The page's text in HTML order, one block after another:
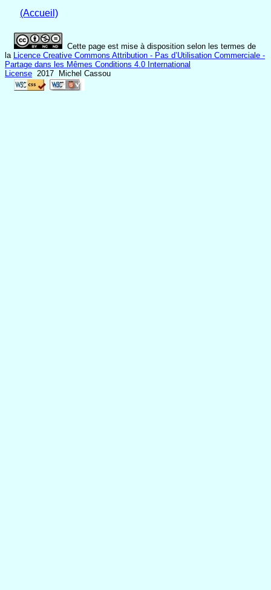
(Accueil)
Cette page est mise à disposition selon les termes de
la Licence Creative Commons Attribution - Pas d’Utilisation Commerciale -
Partage dans les Mêmes Conditions 4.0 International
License 2017 Michel Cassou